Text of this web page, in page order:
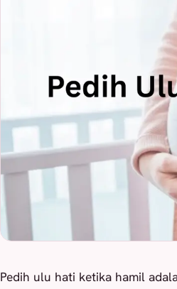
Pedih ulu hati ketika hamil